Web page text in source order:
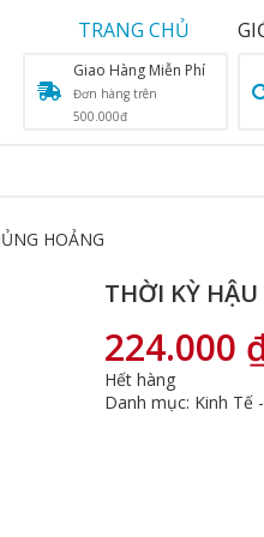
TRANG CHỦ
Giao Hàng Miễn Phí
Đơn hàng trên
500.000đ
HOẢNG
THỜI KỲ
Giá
gốc
224.000
Giá
hiện
Hết hàng
Danh mục: Kinh Tế